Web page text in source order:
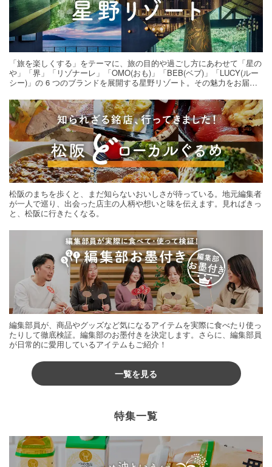
「旅を楽しくする」をテーマに、旅の目的や過ごし方にあわせて「星の
や」「界」「リゾナーレ」「OMO(おも)」「BEB(ベブ)」「LUCY(ルー
シー)」の 6 つのブランドを展開する星野リゾート。その魅力をお届け
松阪のまちを歩くと、まだ知らないおいしさが待っている。地元編集者
が一人で巡り、出会った店主の人柄や想いと味を伝えます。見ればきっ
と、松阪に行きたくなる。
編集部員が、商品やグッズなど気になるアイテムを実際に食べたり使っ
たりして徹底検証。編集部のお墨付きを決定します。さらに、編集部員
が日常的に愛用しているアイテムもご紹介！
一覧を見る
特集一覧